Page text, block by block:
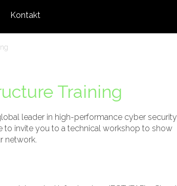
Kontakt
Training
leader in high-performance cyber security
to invite you to a technical workshop to show
network.